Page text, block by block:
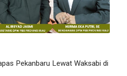
Pekanbaru Lewat Waksabi di